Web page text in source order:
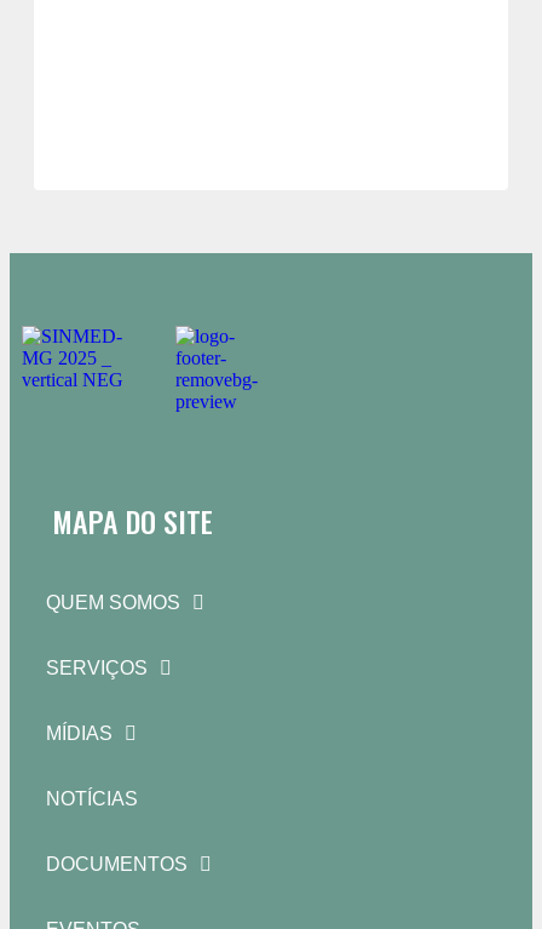
MAPA DO SITE
QUEM SOMOS
SERVIÇOS
MÍDIAS
NOTÍCIAS
DOCUMENTOS